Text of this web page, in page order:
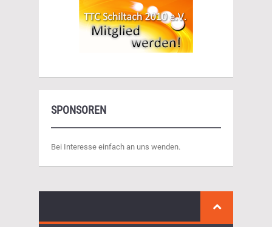
SPONSOREN
Bei Interesse einfach an uns wenden.